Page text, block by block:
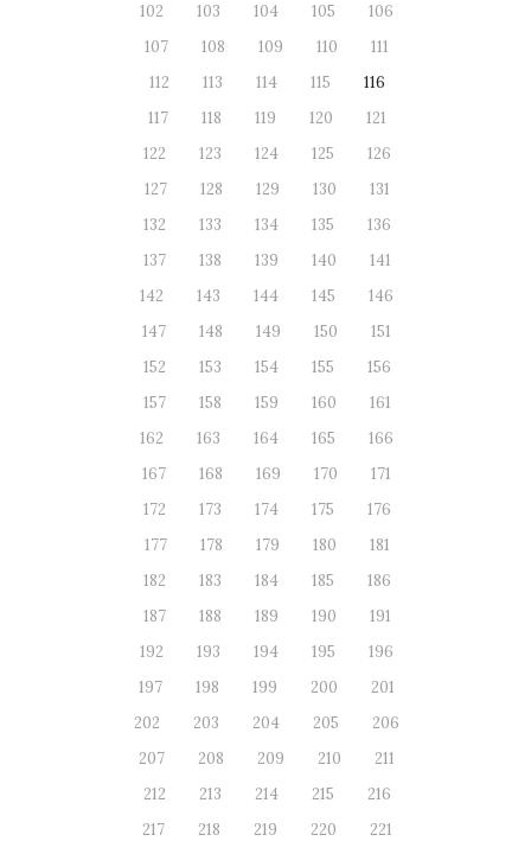
102
103 104 105
106
107
108 109 110
111
112
113 114 115
116
117
118 119 120
121
122
123 124 125
126
127
128 129 130
131
132
133 134 135
136
137
138 139 140
141
142
143 144 145
146
147
148 149 150
151
152
153 154 155
156
157
158 159 160
161
162
163 164 165
166
167
168 169 170
171
172
173 174 175
176
177
178 179 180
181
182
183 184 185
186
187
188 189 190
191
192
193 194 195
196
197
198 199 200
201
202
203 204 205
206
207
208 209 210
211
212
213 214 215
216
217
218 219 220
221